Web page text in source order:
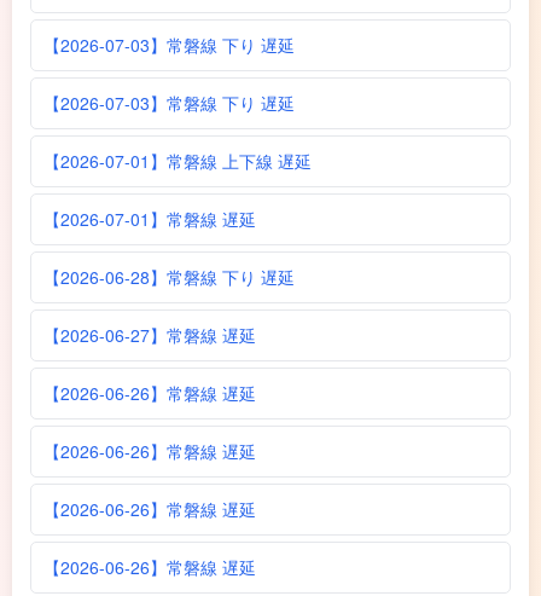
【2026-07-03】常磐線 下り 遅延
【2026-07-03】常磐線 下り 遅延
【2026-07-01】常磐線 上下線 遅延
【2026-07-01】常磐線 遅延
【2026-06-28】常磐線 下り 遅延
【2026-06-27】常磐線 遅延
【2026-06-26】常磐線 遅延
【2026-06-26】常磐線 遅延
【2026-06-26】常磐線 遅延
【2026-06-26】常磐線 遅延